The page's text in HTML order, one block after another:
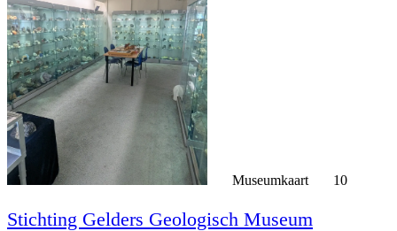
Museumkaart 10
Stichting Gelders Geologisch Museum